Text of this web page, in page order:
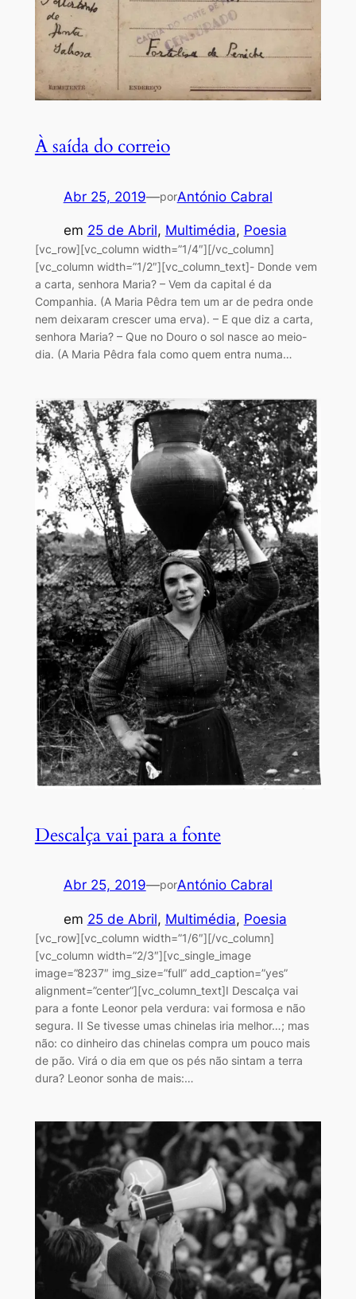
À saída do correio
Abr 25, 2019—porAntónio Cabral
em 25 de Abril, Multimédia, Poesia
[vc_row][vc_column width=”1/4″][/vc_column]
[vc_column width=”1/2″][vc_column_text]- Donde vem
a carta, senhora Maria? – Vem da capital é da
Companhia. (A Maria Pêdra tem um ar de pedra onde
nem deixaram crescer uma erva). – E que diz a carta,
senhora Maria? – Que no Douro o sol nasce ao meio-
dia. (A Maria Pêdra fala como quem entra numa…
Descalça vai para a fonte
Abr 25, 2019—porAntónio Cabral
em 25 de Abril, Multimédia, Poesia
[vc_row][vc_column width=”1/6″][/vc_column]
[vc_column width=”2/3″][vc_single_image
image=”8237″ img_size=”full” add_caption=”yes”
alignment=”center”][vc_column_text]I Descalça vai
para a fonte Leonor pela verdura: vai formosa e não
segura. II Se tivesse umas chinelas iria melhor…; mas
não: co dinheiro das chinelas compra um pouco mais
de pão. Virá o dia em que os pés não sintam a terra
dura? Leonor sonha de mais:…